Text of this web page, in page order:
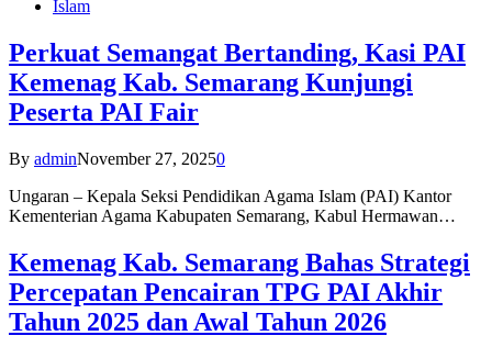
Islam
Perkuat Semangat Bertanding, Kasi PAI
Kemenag Kab. Semarang Kunjungi
Peserta PAI Fair
By adminNovember 27, 20250
Ungaran – Kepala Seksi Pendidikan Agama Islam (PAI) Kantor
Kementerian Agama Kabupaten Semarang, Kabul Hermawan…
Kemenag Kab. Semarang Bahas Strategi
Percepatan Pencairan TPG PAI Akhir
Tahun 2025 dan Awal Tahun 2026